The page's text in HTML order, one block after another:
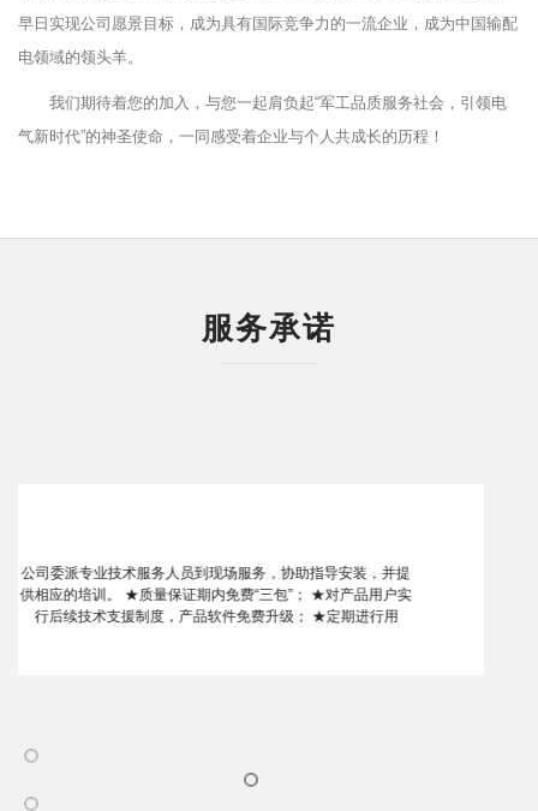
早日实现公司愿景目标，成为具有国际竞争力的一流企业，成为中国输配
电领域的领头羊。
我们期待着您的加入，与您一起肩负起“军工品质服务社会，引领电
气新时代”的神圣使命，一同感受着企业与个人共成长的历程！
服务承诺
在项目实际运作过程中，我们将提供： ★专人专业团队对口提
供竞标、商务及技术谈判、合同签订、生产跟踪及后期一系列
服务。 ★生产绿色通道，优先供货。 ★产品全程监控及检验